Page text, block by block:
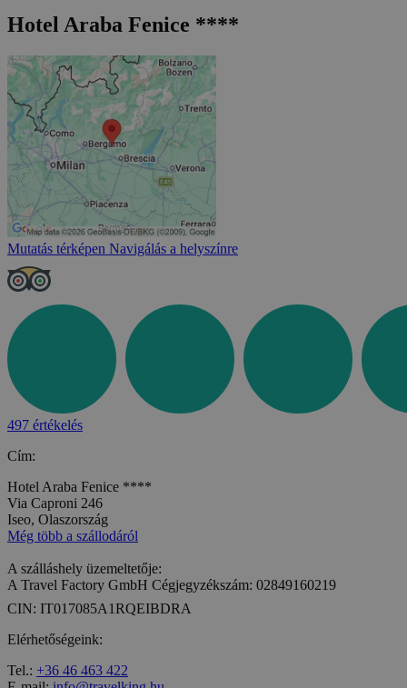
Hotel Araba Fenice ****
Mutatás térképen Navigálás a helyszínre
497 értékelés
Cím:
Hotel Araba Fenice ****
Via Caproni 246
Iseo, Olaszország
Még több a szállodáról
A szálláshely üzemeltetője:
A Travel Factory GmbH Cégjegyzékszám: 02849160219
CIN: IT017085A1RQEIBDRA
Elérhetőségeink:
Tel.: +36 46 463 422